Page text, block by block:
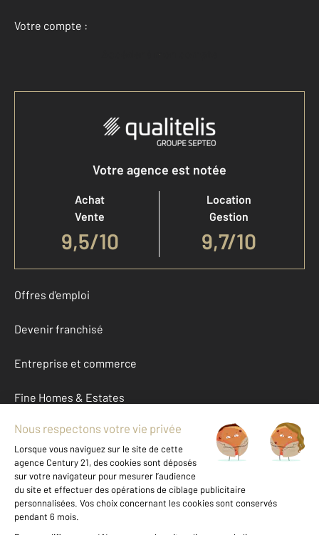
Votre compte :
Accéder à mon compte
Votre agence est notée
Achat
Vente
9,5/10
Location
Gestion
9,7/10
Offres d'emploi
Devenir franchisé
Entreprise et commerce
Fine Homes & Estates
À propos
International
Nous contacter